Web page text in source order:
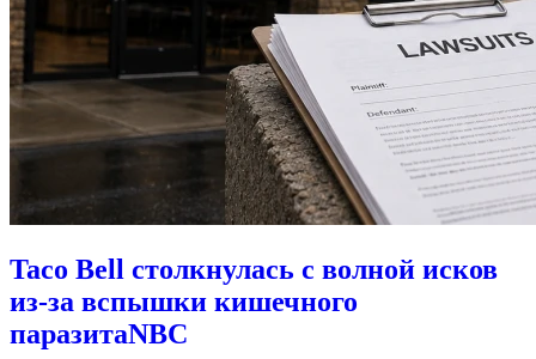
Taco Bell столкнулась с волной исков
из-за вспышки кишечного
паразитаNBC